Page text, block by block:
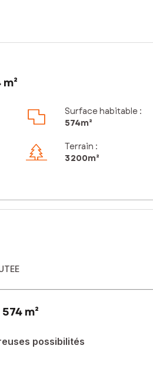
Surface habitable :
574m²
Terrain :
3 200m²
m²
possibilités
– Poligny (39800)